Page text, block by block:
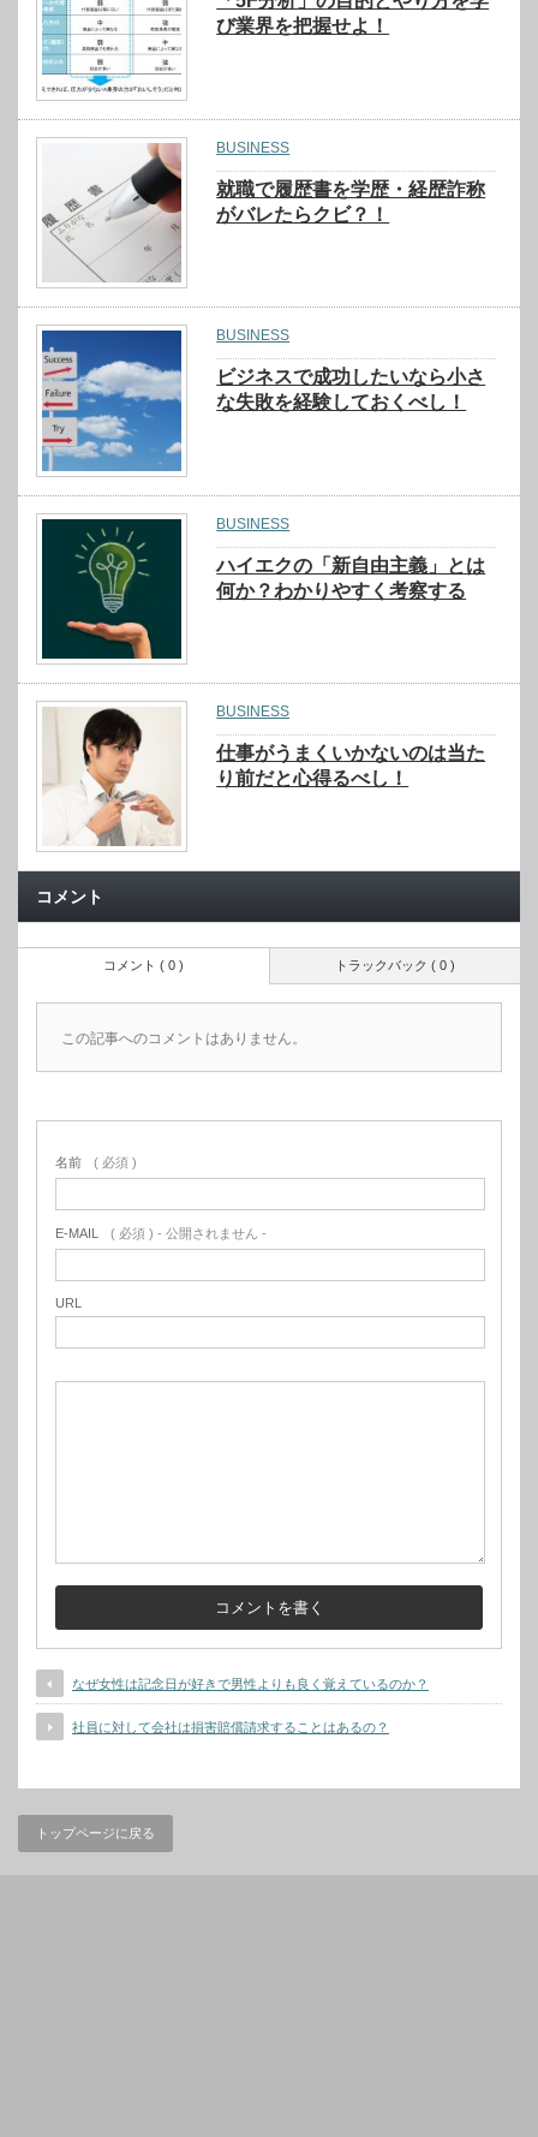
び業界を把握せよ！
BUSINESS
就職で履歴書を学歴・経歴詐称
がバレたらクビ？！
BUSINESS
ビジネスで成功したいなら小さ
な失敗を経験しておくべし！
BUSINESS
ハイエクの「新自由主義」とは
何か？わかりやすく考察する
BUSINESS
仕事がうまくいかないのは当た
り前だと心得るべし！
コメント
トラックバック ( 0 )
コメント ( 0 )
この記事へのコメントはありません。
名前 ( 必須 )
E-MAIL ( 必須 ) - 公開されません -
URL
なぜ女性は記念日が好きで男性よりも良く覚えているのか？
社員に対して会社は損害賠償請求することはあるの？
トップページに戻る